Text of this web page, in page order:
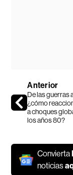
Anterior
De las guerras
¿cómo
a choques
los años 80?
Convierta
noticias